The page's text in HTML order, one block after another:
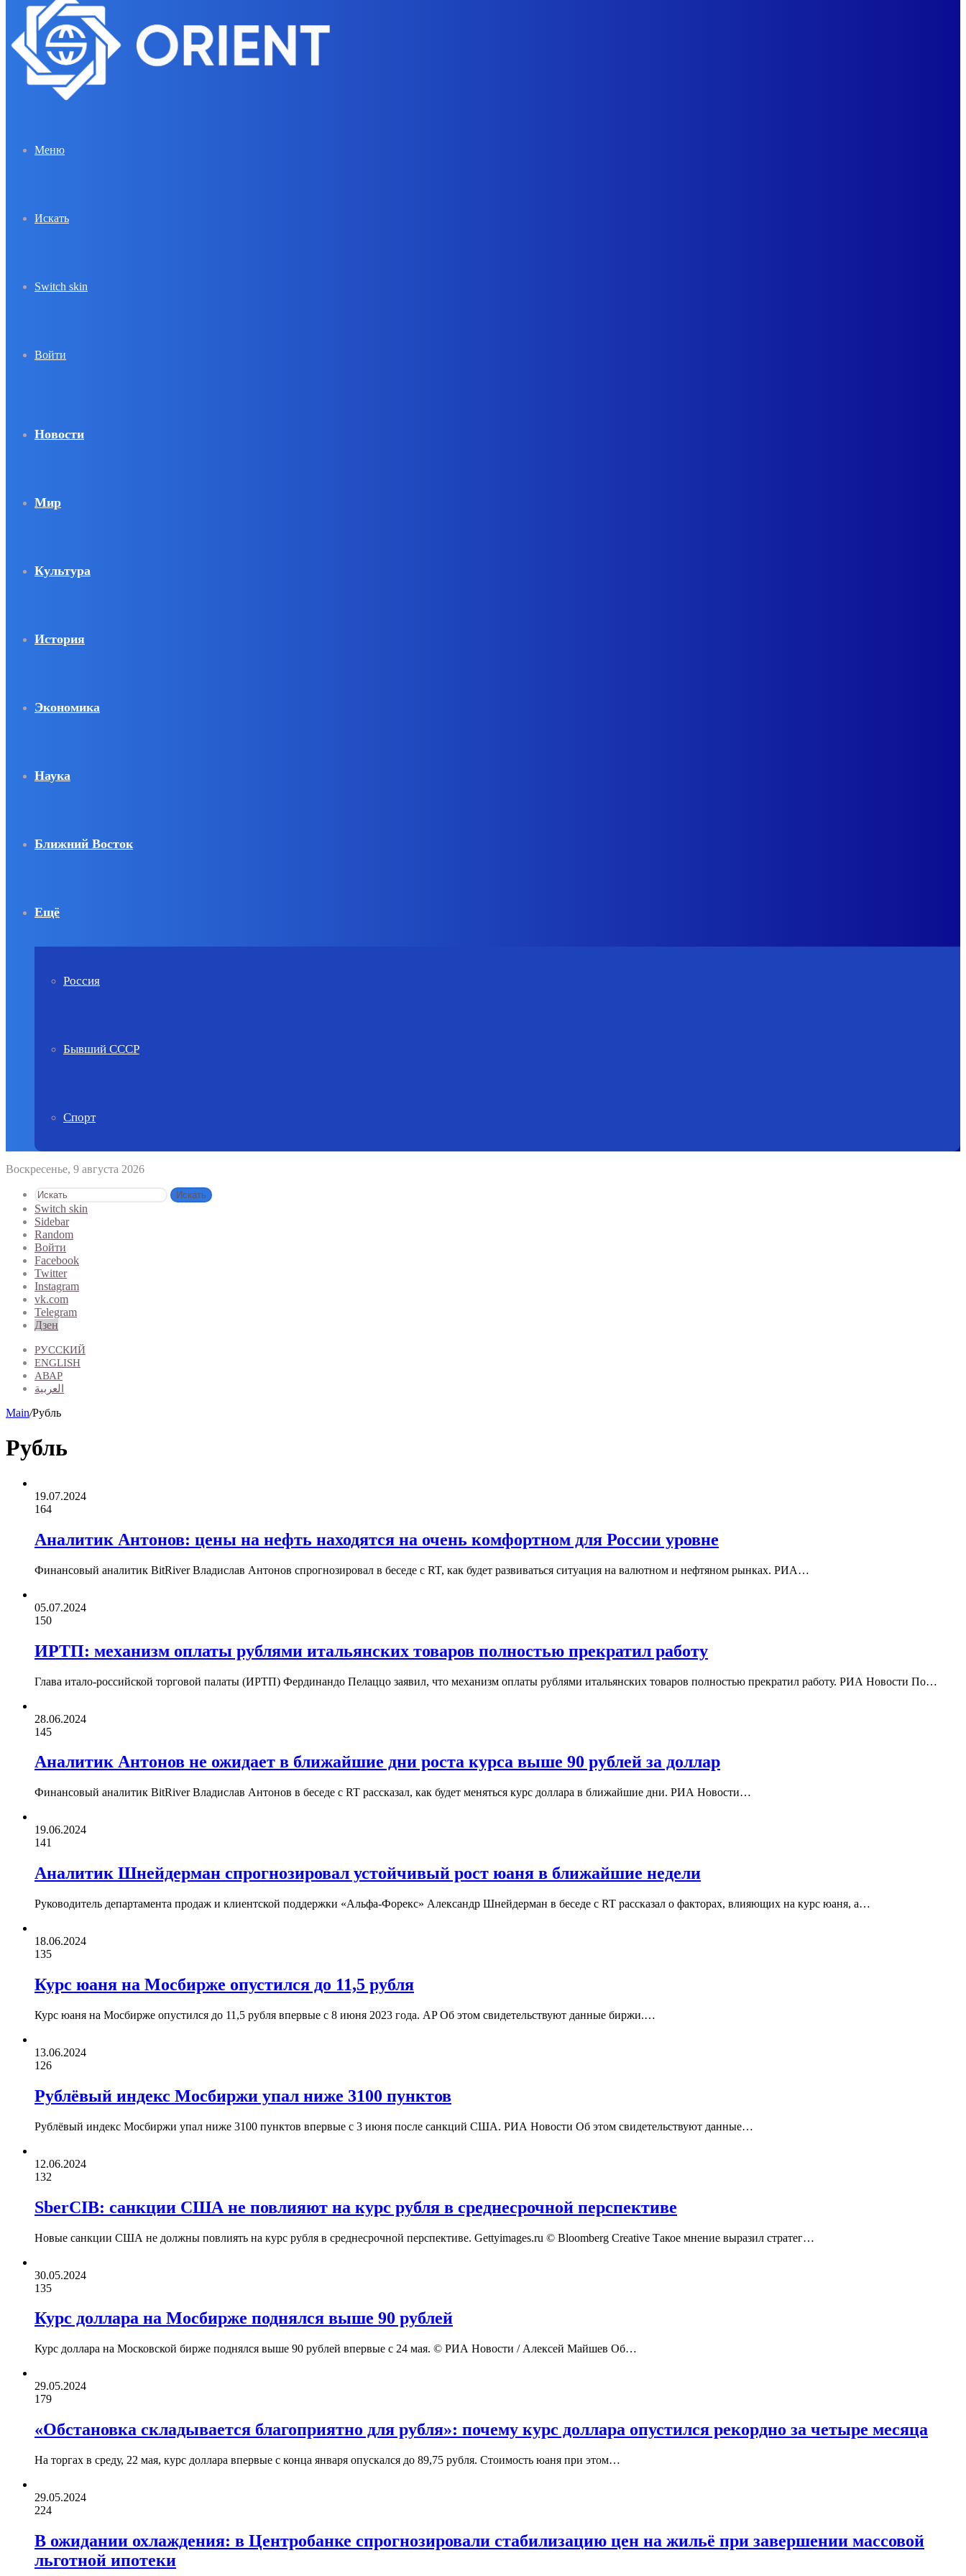
Меню
Искать
Switch skin
Войти
Новости
Мир
Культура
История
Экономика
Наука
Ближний Восток
Ещё
Россия
Бывший СССР
Спорт
Воскресенье, 9 августа 2026
Искать
Switch skin
Sidebar
Random
Войти
Facebook
Twitter
Instagram
vk.com
Telegram
Дзен
РУССКИЙ
ENGLISH
АВАР
العربية
Main/Рубль
Рубль
19.07.2024
164
Аналитик Антонов: цены на нефть находятся на очень комфортном для России уровне
Финансовый аналитик BitRiver Владислав Антонов спрогнозировал в беседе с RT, как будет развиваться ситуация на валютном и нефтяном рынках. РИА…
05.07.2024
150
ИРТП: механизм оплаты рублями итальянских товаров полностью прекратил работу
Глава итало-российской торговой палаты (ИРТП) Фердинандо Пелаццо заявил, что механизм оплаты рублями итальянских товаров полностью прекратил работу. РИА Новости По…
28.06.2024
145
Аналитик Антонов не ожидает в ближайшие дни роста курса выше 90 рублей за доллар
Финансовый аналитик BitRiver Владислав Антонов в беседе с RT рассказал, как будет меняться курс доллара в ближайшие дни. РИА Новости…
19.06.2024
141
Аналитик Шнейдерман спрогнозировал устойчивый рост юаня в ближайшие недели
Руководитель департамента продаж и клиентской поддержки «Альфа-Форекс» Александр Шнейдерман в беседе с RT рассказал о факторах, влияющих на курс юаня, а…
18.06.2024
135
Курс юаня на Мосбирже опустился до 11,5 рубля
Курс юаня на Мосбирже опустился до 11,5 рубля впервые с 8 июня 2023 года. AP Об этом свидетельствуют данные биржи.…
13.06.2024
126
Рублёвый индекс Мосбиржи упал ниже 3100 пунктов
Рублёвый индекс Мосбиржи упал ниже 3100 пунктов впервые с 3 июня после санкций США. РИА Новости Об этом свидетельствуют данные…
12.06.2024
132
SberCIB: санкции США не повлияют на курс рубля в среднесрочной перспективе
Новые санкции США не должны повлиять на курс рубля в среднесрочной перспективе. Gettyimages.ru © Bloomberg Creative Такое мнение выразил стратег…
30.05.2024
135
Курс доллара на Мосбирже поднялся выше 90 рублей
Курс доллара на Московской бирже поднялся выше 90 рублей впервые с 24 мая. © РИА Новости / Алексей Майшев Об…
29.05.2024
179
«Обстановка складывается благоприятно для рубля»: почему курс доллара опустился рекордно за четыре месяца
На торгах в среду, 22 мая, курс доллара впервые с конца января опускался до 89,75 рубля. Стоимость юаня при этом…
29.05.2024
224
В ожидании охлаждения: в Центробанке спрогнозировали стабилизацию цен на жильё при завершении массовой
льготной ипотеки